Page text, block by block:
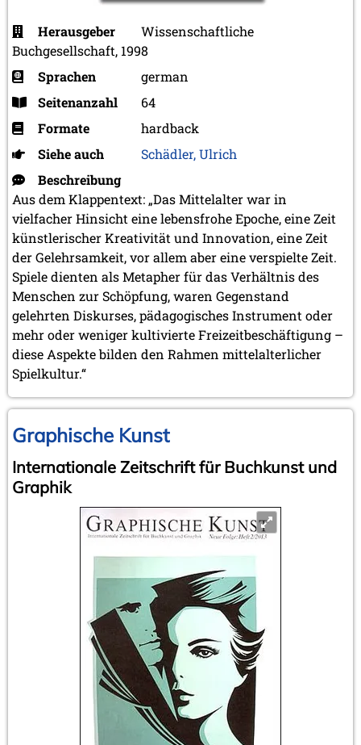
Herausgeber
Wissenschaftliche
Buchgesellschaft, 1998
Sprachen
german
Seitenanzahl
64
Formate
hardback
Siehe auch
Schädler, Ulrich
Beschreibung
Aus dem Klappentext: „Das Mittelalter war in
vielfacher Hinsicht eine lebensfrohe Epoche, eine Zeit
künstlerischer Kreativität und Innovation, eine Zeit
der Gelehrsamkeit, vor allem aber eine verspielte Zeit.
Spiele dienten als Metapher für das Verhältnis des
Menschen zur Schöpfung, waren Gegenstand
gelehrten Diskurses, pädagogisches Instrument oder
mehr oder weniger kultivierte Freizeitbeschäftigung –
diese Aspekte bilden den Rahmen mittelalterlicher
Spielkultur.“
Graphische Kunst
Internationale Zeitschrift für Buchkunst und
Graphik